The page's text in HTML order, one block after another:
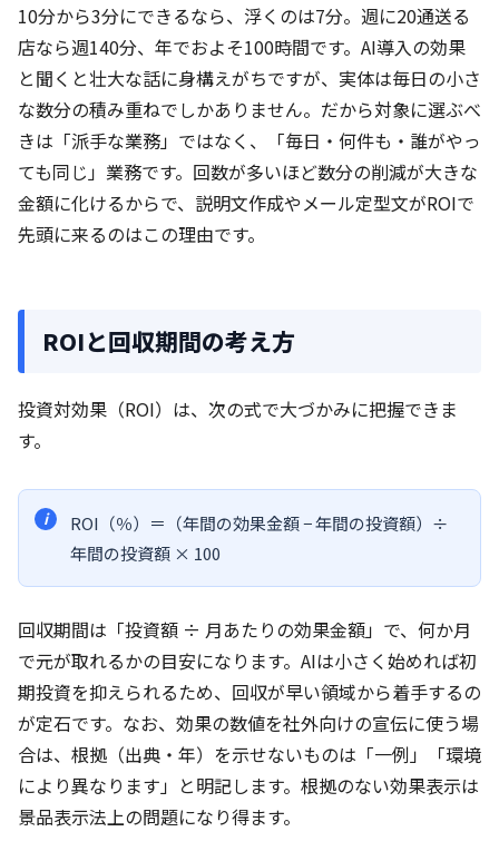
10分から3分にできるなら、浮くのは7分。週に20通送る
店なら週140分、年でおよそ100時間です。AI導入の効果
と聞くと壮大な話に身構えがちですが、実体は毎日の小さ
な数分の積み重ねでしかありません。だから対象に選ぶべ
きは「派手な業務」ではなく、「毎日・何件も・誰がやっ
ても同じ」業務です。回数が多いほど数分の削減が大きな
金額に化けるからで、説明文作成やメール定型文がROIで
先頭に来るのはこの理由です。
ROIと回収期間の考え方
投資対効果（ROI）は、次の式で大づかみに把握できま
す。
ROI（％）＝（年間の効果金額 − 年間の投資額）÷
年間の投資額 × 100
回収期間は「投資額 ÷ 月あたりの効果金額」で、何か月
で元が取れるかの目安になります。AIは小さく始めれば初
期投資を抑えられるため、回収が早い領域から着手するの
が定石です。なお、効果の数値を社外向けの宣伝に使う場
合は、根拠（出典・年）を示せないものは「一例」「環境
により異なります」と明記します。根拠のない効果表示は
景品表示法上の問題になり得ます。